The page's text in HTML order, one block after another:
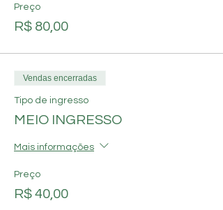
Preço
R$ 80,00
Vendas encerradas
Tipo de ingresso
MEIO INGRESSO
Mais informações
Preço
R$ 40,00